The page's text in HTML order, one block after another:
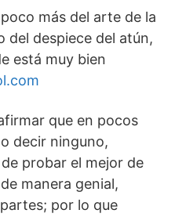
más del arte de la
del despiece del atún,
está muy bien
que en pocos
decir ninguno,
probar el mejor de
manera genial,
por lo que